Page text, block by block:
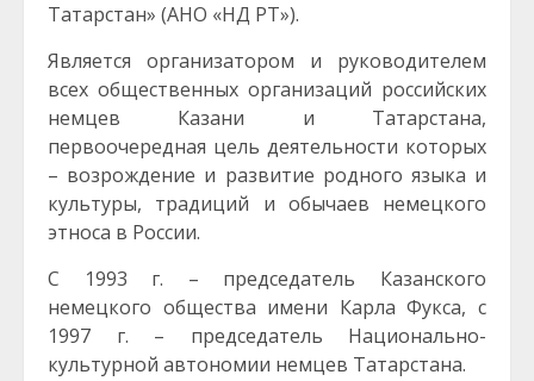
Татарстан» (АНО «НД РТ»).
Является организатором и руководителем
всех общественных организаций российских
немцев Казани и Татарстана,
первоочередная цель деятельности которых
– возрождение и развитие родного языка и
культуры, традиций и обычаев немецкого
этноса в России.
С 1993 г. – председатель Казанского
немецкого общества имени Карла Фукса, с
1997 г. – председатель Национально-
культурной автономии немцев Татарстана.